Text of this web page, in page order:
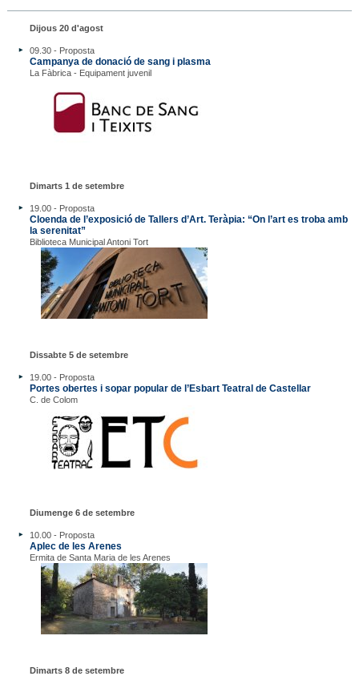
Dijous 20 d'agost
09.30 - Proposta
Campanya de donació de sang i plasma
La Fàbrica - Equipament juvenil
Dimarts 1 de setembre
19.00 - Proposta
Cloenda de l’exposició de Tallers d’Art. Teràpia: “On l’art es troba amb
la serenitat”
Biblioteca Municipal Antoni Tort
Dissabte 5 de setembre
19.00 - Proposta
Portes obertes i sopar popular de l’Esbart Teatral de Castellar
C. de Colom
Diumenge 6 de setembre
10.00 - Proposta
Aplec de les Arenes
Ermita de Santa Maria de les Arenes
Dimarts 8 de setembre